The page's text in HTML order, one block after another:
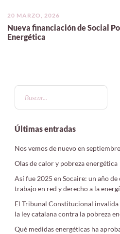
20 MARZO, 2026
Nueva financiación de Social
Energética
Últimas entradas
Nos vemos de nuevo en
Olas de calor y pobreza energética
Así fue 2025 en Socaire: un año
trabajo en red y derecho a la
El Tribunal Constitucional
la ley catalana contra la pobreza
Qué medidas energéticas ha